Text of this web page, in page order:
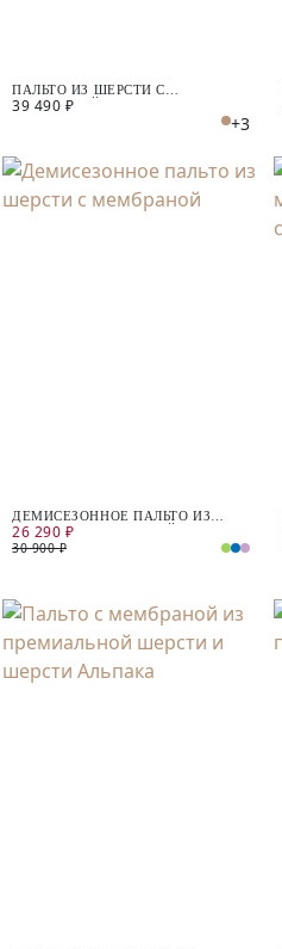
ПАЛЬТО ИЗ ШЕРСТИ С
МЕМБРАНОЙ
39 490 ₽
+3
ДЕМИСЕЗОННОЕ ПАЛЬТО ИЗ
ШЕРСТИ С МЕМБРАНОЙ
26 290 ₽
30 900 ₽